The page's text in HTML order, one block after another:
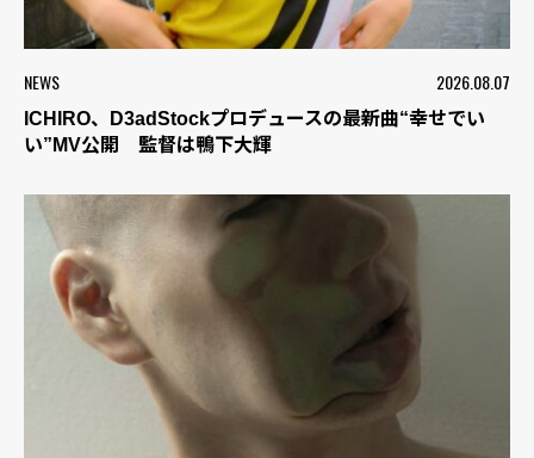
NEWS 2026.08.07
ICHIRO、D3adStockプロデュースの最新曲“幸せでい
い”MV公開 監督は鴨下大輝